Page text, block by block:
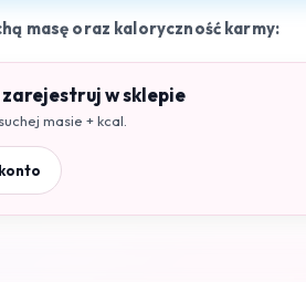
masę oraz kaloryczność karmy:
w sklepie
masie + kcal.